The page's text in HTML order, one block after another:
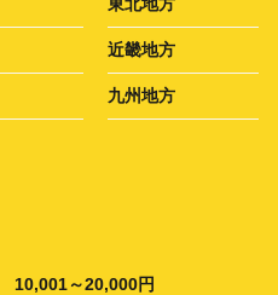
近畿地方
九州地方
10,001～20,000円